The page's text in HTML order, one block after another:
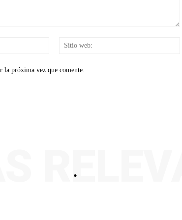
Correo
la próxima vez que comente.
.